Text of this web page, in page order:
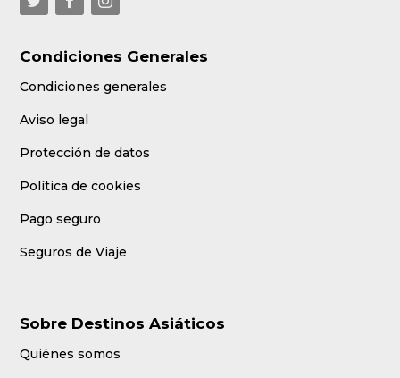
Condiciones Generales
Condiciones generales
Aviso legal
Protección de datos
Política de cookies
Pago seguro
Seguros de Viaje
Sobre Destinos Asiáticos
Quiénes somos